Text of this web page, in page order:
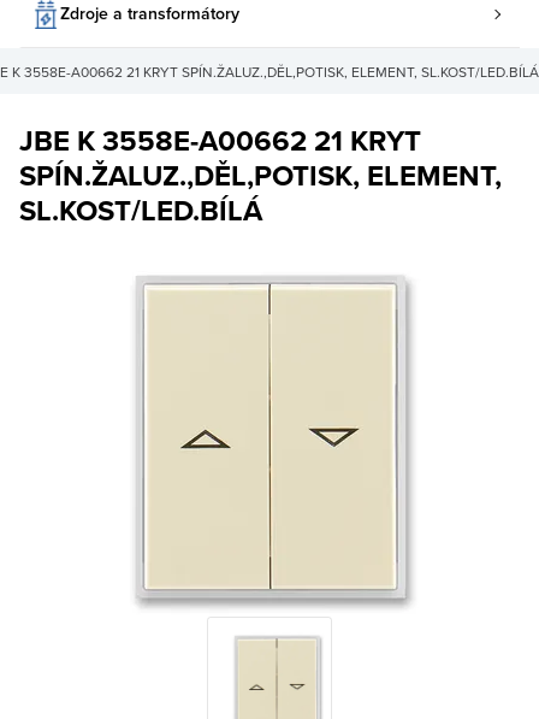
Zdroje a transformátory
K 3558E-A00662 21 KRYT SPÍN.ŽALUZ.,DĚL,POTISK, ELEMENT, SL.KOST/LED.BÍLÁ
JBE K 3558E-A00662 21 KRYT
SPÍN.ŽALUZ.,DĚL,POTISK, ELEMENT,
SL.KOST/LED.BÍLÁ